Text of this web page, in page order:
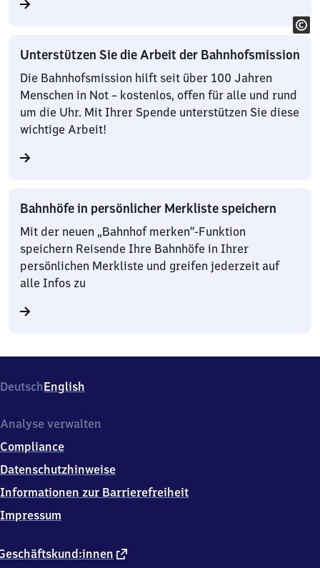
Unterstützen Sie die Arbeit der Bahnhofsmission
Die Bahnhofsmission hilft seit über 100 Jahren
Menschen in Not – kostenlos, offen für alle und rund
um die Uhr. Mit Ihrer Spende unterstützen Sie diese
wichtige Arbeit!
Bahnhöfe in persönlicher Merkliste speichern
Mit der neuen „Bahnhof merken“-Funktion
speichern Reisende Ihre Bahnhöfe in Ihrer
persönlichen Merkliste und greifen jederzeit auf
alle Infos zu
DeutschEnglish
externer
Analyse verwalten
Compliance
Datenschutzhinweise
Informationen zur Barrierefreiheit
Impressum